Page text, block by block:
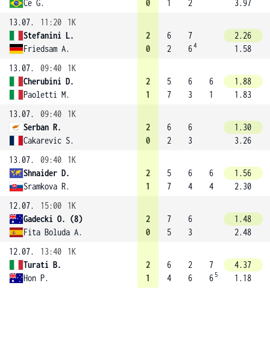
Ce G. 0 1 2
3.97
13.07.
11:20
1K
Stefanini L.
Friedsam A.
2
0
6
2
7
64
2.26
1.58
13.07.
09:40
1K
Cherubini D.
Paoletti M.
2
1
5
7
6
3
6
1
1.88
1.83
13.07.
09:40
1K
Serban R.
Cakarevic S.
2
0
6
2
6
3
1.30
3.26
13.07.
09:40
1K
Shnaider D.
Sramkova R.
2
1
5
7
6
4
6
4
1.56
2.30
12.07.
15:00
1K
Gadecki O. (8)
Fita Boluda A.
2
0
7
5
6
3
1.48
2.48
12.07.
13:40
1K
Turati B.
Hon P.
2
1
6
4
2
6
7
6 5
4.37
1.18